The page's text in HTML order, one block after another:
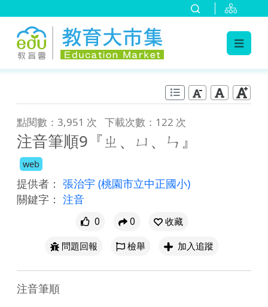
點閱數：3,951 次 下載次數：122 次
注音筆順9『ㄓ、ㄩ、ㄣ』
web
提供者： 張治宇 (桃園市立中正國小)
關鍵字： 注音
0 0
收藏
問題回報
檢舉 加入追蹤
注音筆順